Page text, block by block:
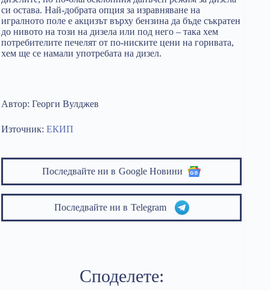
си остава. Най-добрата опция за изравняване на
игралното поле е акцизът върху бензина да бъде съкратен
до нивото на този на дизела или под него – така хем
потребителите печелят от по-ниските цени на горивата,
хем ще се намали употребата на дизел.
Автор: Георги Вулджев
Източник: ЕКИП
Последвайте ни в Google Новини
Последвайте ни в Telegram
Споделете: